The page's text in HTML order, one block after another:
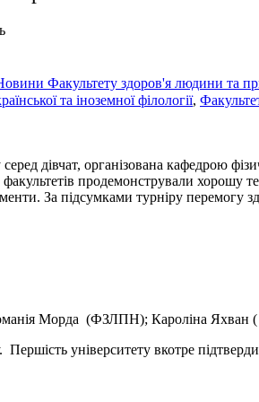
Факультету здоров'я людини та
та іноземної філології,
дівчат, організована кафедрою
продемонстрували хорошу
За підсумками турніру перемогу
Морда (ФЗЛПН); Кароліна
університету вкотре